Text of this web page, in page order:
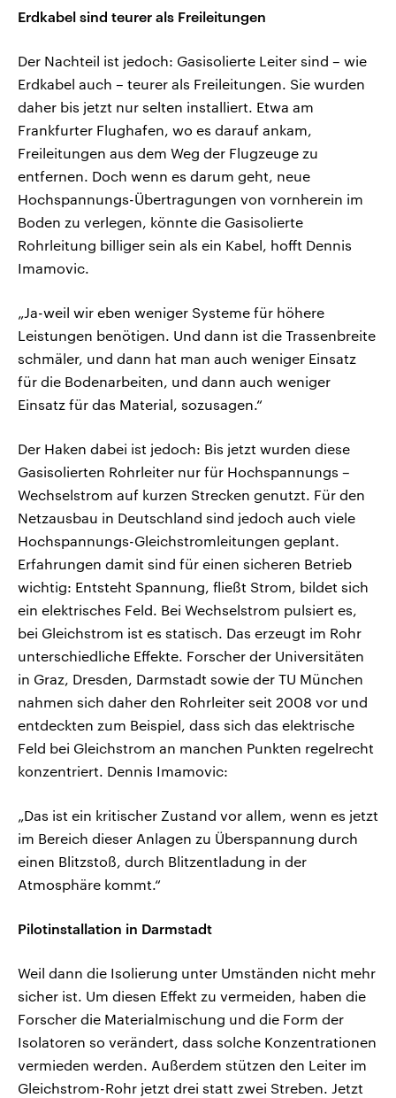
Erdkabel sind teurer als Freileitungen
Der Nachteil ist jedoch: Gasisolierte Leiter sind – wie
Erdkabel auch – teurer als Freileitungen. Sie wurden
daher bis jetzt nur selten installiert. Etwa am
Frankfurter Flughafen, wo es darauf ankam,
Freileitungen aus dem Weg der Flugzeuge zu
entfernen. Doch wenn es darum geht, neue
Hochspannungs-Übertragungen von vornherein im
Boden zu verlegen, könnte die Gasisolierte
Rohrleitung billiger sein als ein Kabel, hofft Dennis
Imamovic.
„Ja-weil wir eben weniger Systeme für höhere
Leistungen benötigen. Und dann ist die Trassenbreite
schmäler, und dann hat man auch weniger Einsatz
für die Bodenarbeiten, und dann auch weniger
Einsatz für das Material, sozusagen.“
Der Haken dabei ist jedoch: Bis jetzt wurden diese
Gasisolierten Rohrleiter nur für Hochspannungs –
Wechselstrom auf kurzen Strecken genutzt. Für den
Netzausbau in Deutschland sind jedoch auch viele
Hochspannungs-Gleichstromleitungen geplant.
Erfahrungen damit sind für einen sicheren Betrieb
wichtig: Entsteht Spannung, fließt Strom, bildet sich
ein elektrisches Feld. Bei Wechselstrom pulsiert es,
bei Gleichstrom ist es statisch. Das erzeugt im Rohr
unterschiedliche Effekte. Forscher der Universitäten
in Graz, Dresden, Darmstadt sowie der TU München
nahmen sich daher den Rohrleiter seit 2008 vor und
entdeckten zum Beispiel, dass sich das elektrische
Feld bei Gleichstrom an manchen Punkten regelrecht
konzentriert. Dennis Imamovic:
„Das ist ein kritischer Zustand vor allem, wenn es jetzt
im Bereich dieser Anlagen zu Überspannung durch
einen Blitzstoß, durch Blitzentladung in der
Atmosphäre kommt.“
Pilotinstallation in Darmstadt
Weil dann die Isolierung unter Umständen nicht mehr
sicher ist. Um diesen Effekt zu vermeiden, haben die
Forscher die Materialmischung und die Form der
Isolatoren so verändert, dass solche Konzentrationen
vermieden werden. Außerdem stützen den Leiter im
Gleichstrom-Rohr jetzt drei statt zwei Streben. Jetzt